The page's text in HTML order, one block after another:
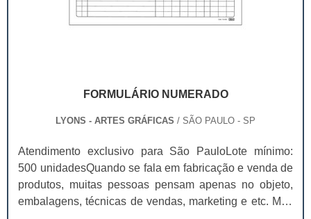
FORMULÁRIO NUMERADO
LYONS - ARTES GRÁFICAS / SÃO PAULO - SP
Atendimento exclusivo para São PauloLote mínimo:
500 unidadesQuando se fala em fabricação e venda de
produtos, muitas pessoas pensam apenas no objeto,
embalagens, técnicas de vendas, marketing e etc. Mas